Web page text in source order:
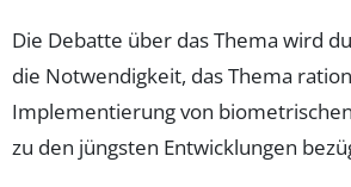
Die Debatte über das Thema wird
die Notwendigkeit, das Thema
Implementierung von
zu den jüngsten Entwicklungen